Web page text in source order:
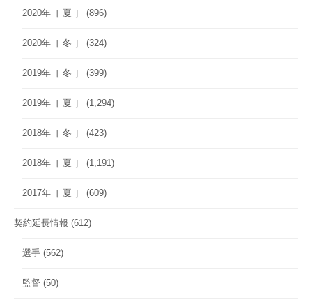
2020年［ 夏 ］ (896)
2020年［ 冬 ］ (324)
2019年［ 冬 ］ (399)
2019年［ 夏 ］ (1,294)
2018年［ 冬 ］ (423)
2018年［ 夏 ］ (1,191)
2017年［ 夏 ］ (609)
契約延長情報 (612)
選手 (562)
監督 (50)